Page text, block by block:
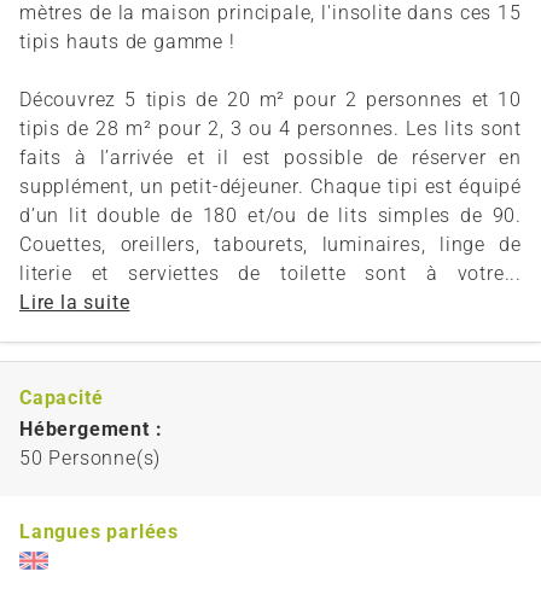
mètres de la maison principale, l'insolite dans ces 15
tipis hauts de gamme !
Découvrez 5 tipis de 20 m² pour 2 personnes et 10
tipis de 28 m² pour 2, 3 ou 4 personnes. Les lits sont
faits à l’arrivée et il est possible de réserver en
supplément, un petit-déjeuner. Chaque tipi est équipé
d’un lit double de 180 et/ou de lits simples de 90.
Couettes, oreillers, tabourets, luminaires, linge de
literie et serviettes de toilette sont à votre...
Lire la suite
Capacité
Hébergement :
50 Personne(s)
Langues parlées